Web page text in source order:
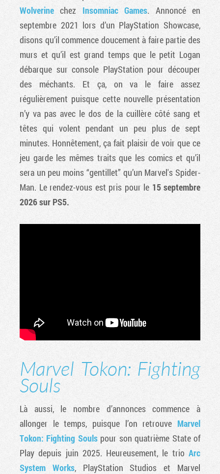
Wolverine chez Insomniac Games. Annoncé en
septembre 2021 lors d’un PlayStation Showcase,
disons qu’il commence doucement à faire partie des
murs et qu’il est grand temps que le petit Logan
débarque sur console PlayStation pour découper
des méchants. Et ça, on va le faire assez
régulièrement puisque cette nouvelle présentation
n’y va pas avec le dos de la cuillère côté sang et
têtes qui volent pendant un peu plus de sept
minutes. Honnêtement, ça fait plaisir de voir que ce
jeu garde les mêmes traits que les comics et qu’il
sera un peu moins “gentillet” qu’un Marvel's Spider-
Man. Le rendez-vous est pris pour le 15 septembre
2026 sur PS5.
Marvel Tokon: Fighting
Souls
Là aussi, le nombre d’annonces commence à
allonger le temps, puisque l’on retrouve Marvel
Tokon: Fighting Soulspour son quatrième State of
Play depuis juin 2025. Heureusement, le trio Arc
System Works, PlayStation Studios et Marvel